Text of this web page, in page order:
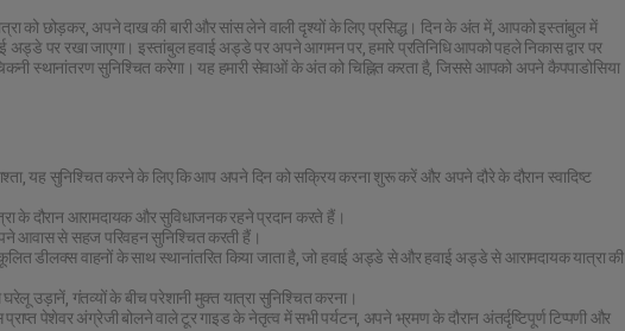
को छोड़कर, अपने दाख की बारी और सांस लेने वाली दृश्यों के लिए प्रसिद्ध। दिन के अंत में, आपको इस्तांबुल में
अड्डे पर रखा जाएगा। इस्तांबुल हवाई अड्डे पर अपने आगमन पर, हमारे प्रतिनिधि आपको पहले निकास द्वार पर
स्थानांतरण सुनिश्चित करेगा। यह हमारी सेवाओं के अंत को चिह्नित करता है, जिससे आपको अपने कैपपाडोसिया
यह सुनिश्चित करने के लिए कि आप अपने दिन को सक्रिय करना शुरू करें और अपने दौरे के दौरान स्वादिष्ट
के दौरान आरामदायक और सुविधाजनक रहने प्रदान करते हैं।
आवास से सहज परिवहन सुनिश्चित करती हैं।
डीलक्स वाहनों के साथ स्थानांतरित किया जाता है, जो हवाई अड्डे से और हवाई अड्डे से आरामदायक यात्रा की
उड़ानें, गंतव्यों के बीच परेशानी मुक्त यात्रा सुनिश्चित करना।
पेशेवर अंग्रेजी बोलने वाले टूर गाइड के नेतृत्व में सभी पर्यटन, अपने भ्रमण के दौरान अंतर्दृष्टिपूर्ण टिप्पणी और